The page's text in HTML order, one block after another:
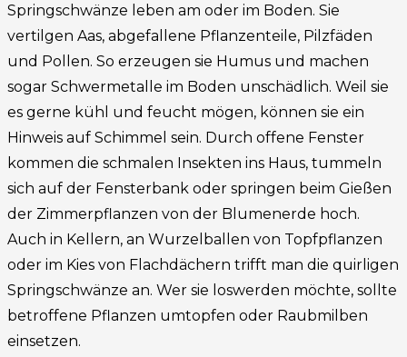
Springschwänze leben am oder im Boden. Sie
vertilgen Aas, abgefallene Pflanzenteile, Pilzfäden
und Pollen. So erzeugen sie Humus und machen
sogar Schwermetalle im Boden unschädlich. Weil sie
es gerne kühl und feucht mögen, können sie ein
Hinweis auf Schimmel sein. Durch offene Fenster
kommen die schmalen Insekten ins Haus, tummeln
sich auf der Fensterbank oder springen beim Gießen
der Zimmerpflanzen von der Blumenerde hoch.
Auch in Kellern, an Wurzelballen von Topfpflanzen
oder im Kies von Flachdächern trifft man die quirligen
Springschwänze an. Wer sie loswerden möchte, sollte
betroffene Pflanzen umtopfen oder Raubmilben
einsetzen.